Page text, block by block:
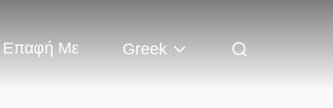
Επαφή Με Greek